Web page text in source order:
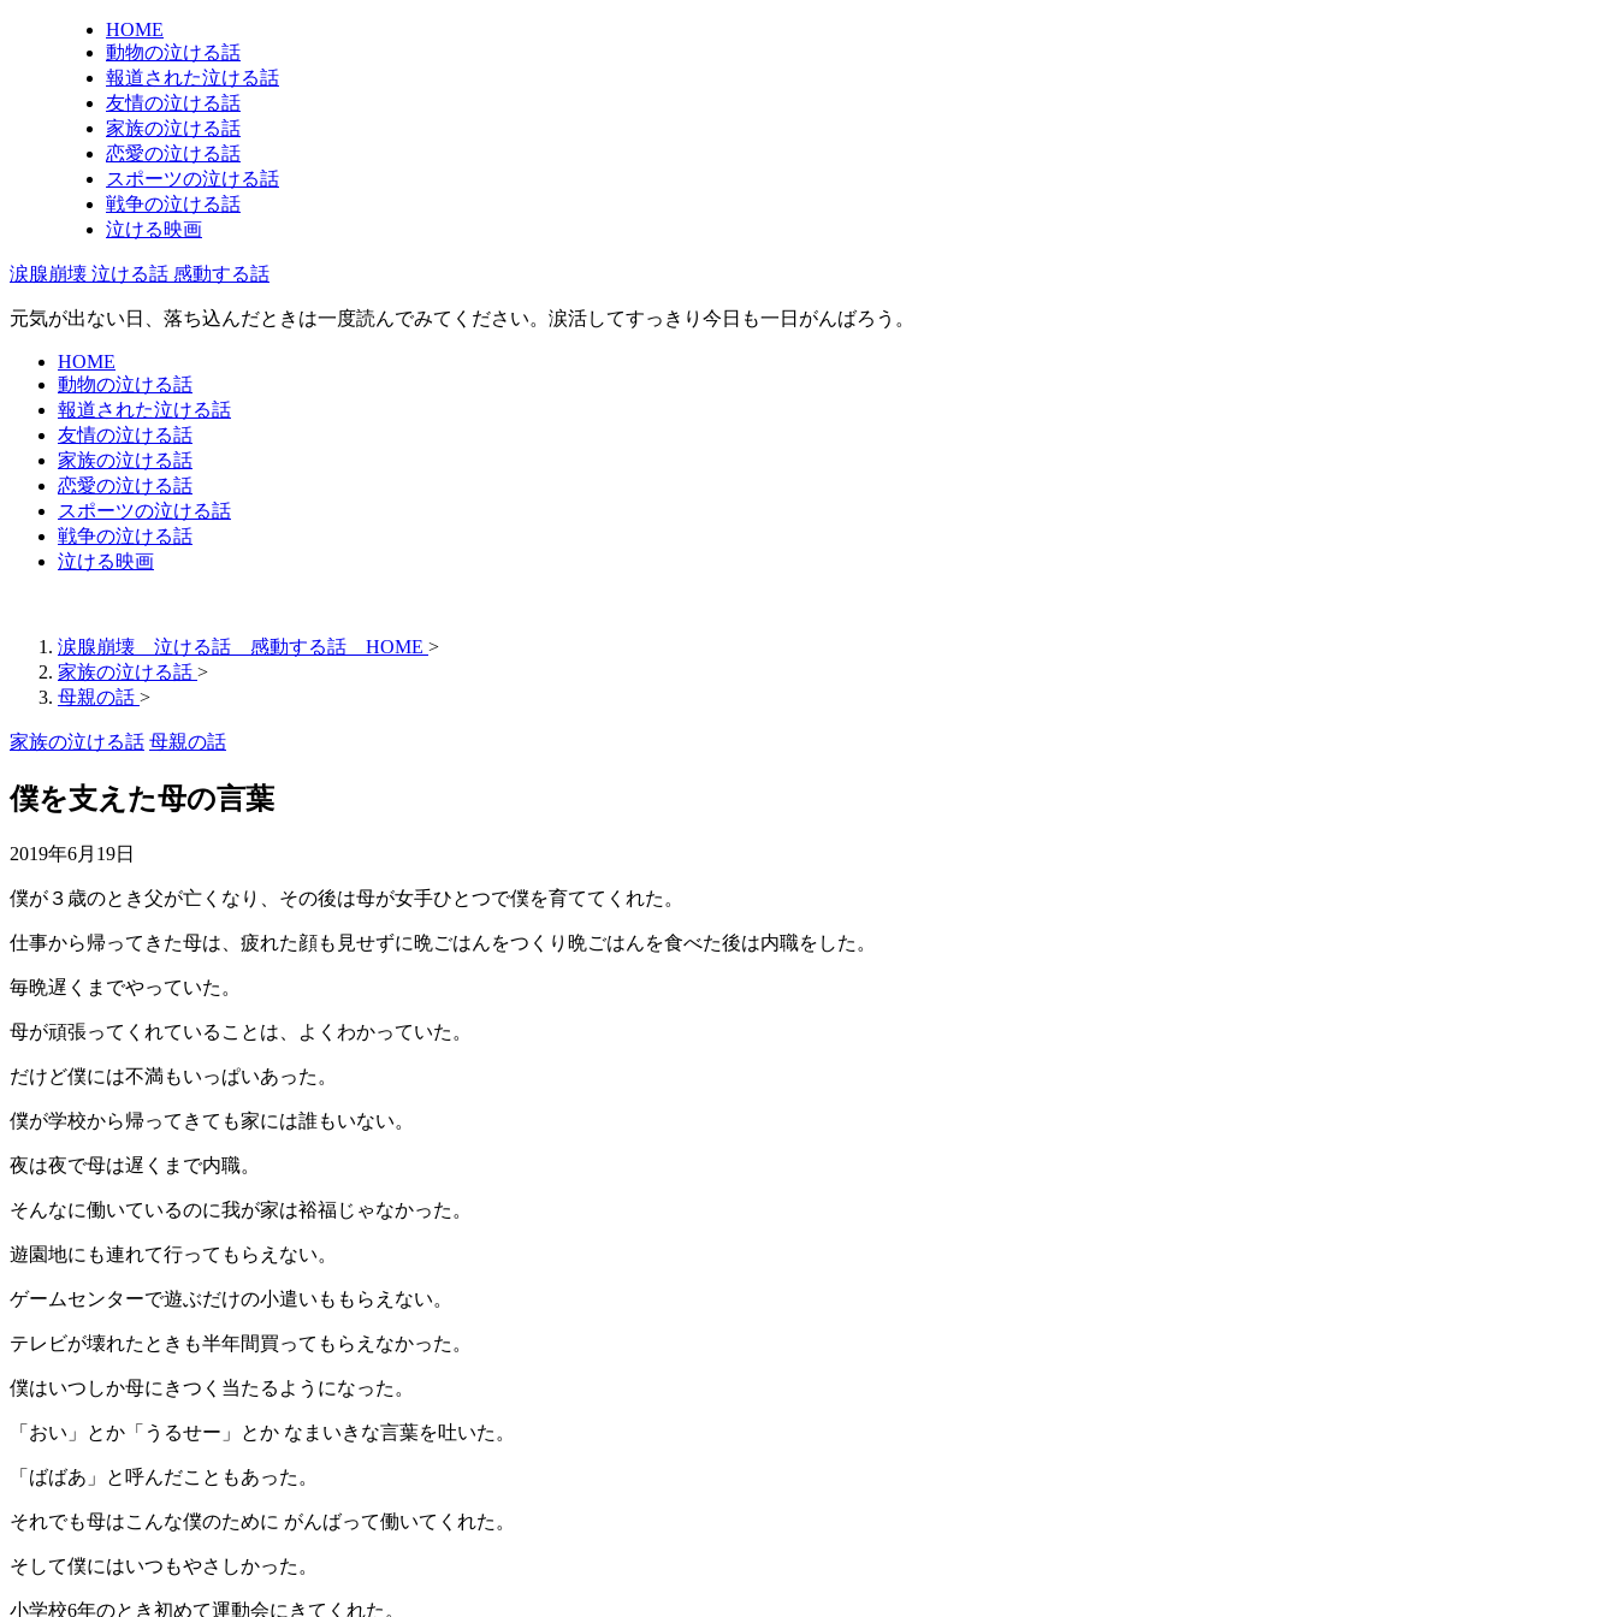
HOME
動物の泣ける話
報道された泣ける話
友情の泣ける話
家族の泣ける話
恋愛の泣ける話
スポーツの泣ける話
戦争の泣ける話
泣ける映画
涙腺崩壊 泣ける話 感動する話
元気が出ない日、落ち込んだときは一度読んでみてください。涙活してすっきり今日も一日がんばろう。
HOME
動物の泣ける話
報道された泣ける話
友情の泣ける話
家族の泣ける話
恋愛の泣ける話
スポーツの泣ける話
戦争の泣ける話
泣ける映画
涙腺崩壊 泣ける話 感動する話 HOME >
家族の泣ける話 >
母親の話 >
家族の泣ける話 母親の話
僕を支えた母の言葉
2019年6月19日
僕が３歳のとき父が亡くなり、その後は母が女手ひとつで僕を育ててくれた。
仕事から帰ってきた母は、疲れた顔も見せずに晩ごはんをつくり晩ごはんを食べた後は内職をした。
毎晩遅くまでやっていた。
母が頑張ってくれていることは、よくわかっていた。
だけど僕には不満もいっぱいあった。
僕が学校から帰ってきても家には誰もいない。
夜は夜で母は遅くまで内職。
そんなに働いているのに我が家は裕福じゃなかった。
遊園地にも連れて行ってもらえない。
ゲームセンターで遊ぶだけの小遣いももらえない。
テレビが壊れたときも半年間買ってもらえなかった。
僕はいつしか母にきつく当たるようになった。
「おい」とか「うるせー」とか なまいきな言葉を吐いた。
「ばばあ」と呼んだこともあった。
それでも母はこんな僕のために がんばって働いてくれた。
そして僕にはいつもやさしかった。
小学校6年のとき初めて運動会にきてくれた。